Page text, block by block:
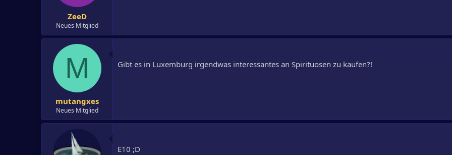
ZeeD
Neues Mitglied
M
mutangxes
Neues Mitglied
Gibt es in Luxemburg irgendwas interessantes an Spirituosen zu kaufen?!
E10 ;D